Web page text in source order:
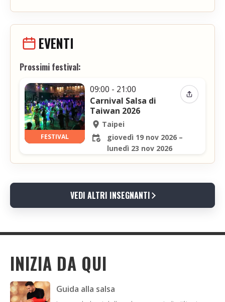
EVENTI
Prossimi festival:
FESTIVAL
09:00 - 21:00
Carnival Salsa di
Taiwan 2026
Taipei
giovedì 19 nov 2026 –
lunedì 23 nov 2026
Condividi
VEDI ALTRI INSEGNANTI
INIZIA DA QUI
Guida alla salsa